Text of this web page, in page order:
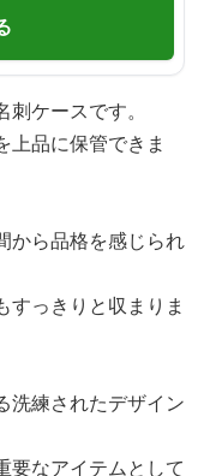
ケースです。
上品に保管できま
から品格を感じられ
すっきりと収まりま
洗練されたデザイン
要なアイテムとして